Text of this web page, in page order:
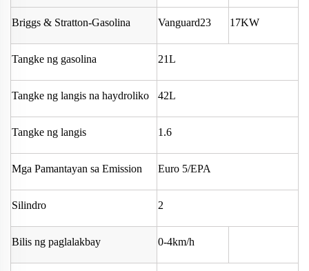
Briggs & Stratton-Gasolina Vanguard23 17KW
Tangke ng gasolina 21L
Tangke ng langis na haydroliko 42L
Tangke ng langis 1.6
Mga Pamantayan sa Emission Euro 5/EPA
Silindro 2
Bilis ng paglalakbay 0-4km/h